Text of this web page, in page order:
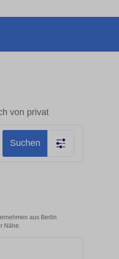
von privat
Suchen
aus Berlin
Nähe.